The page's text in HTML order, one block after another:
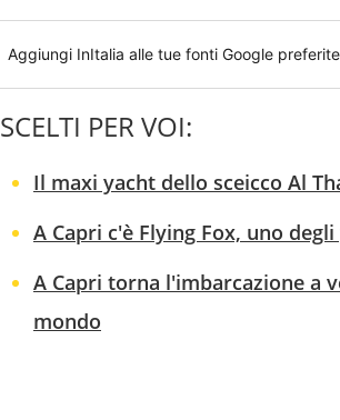
Aggiungi InItalia alle tue fonti Google preferite
SCELTI PER VOI:
Il maxi yacht dello sceicco Al
A Capri c'è Flying Fox, uno
A Capri torna l'imbarcazione a
mondo